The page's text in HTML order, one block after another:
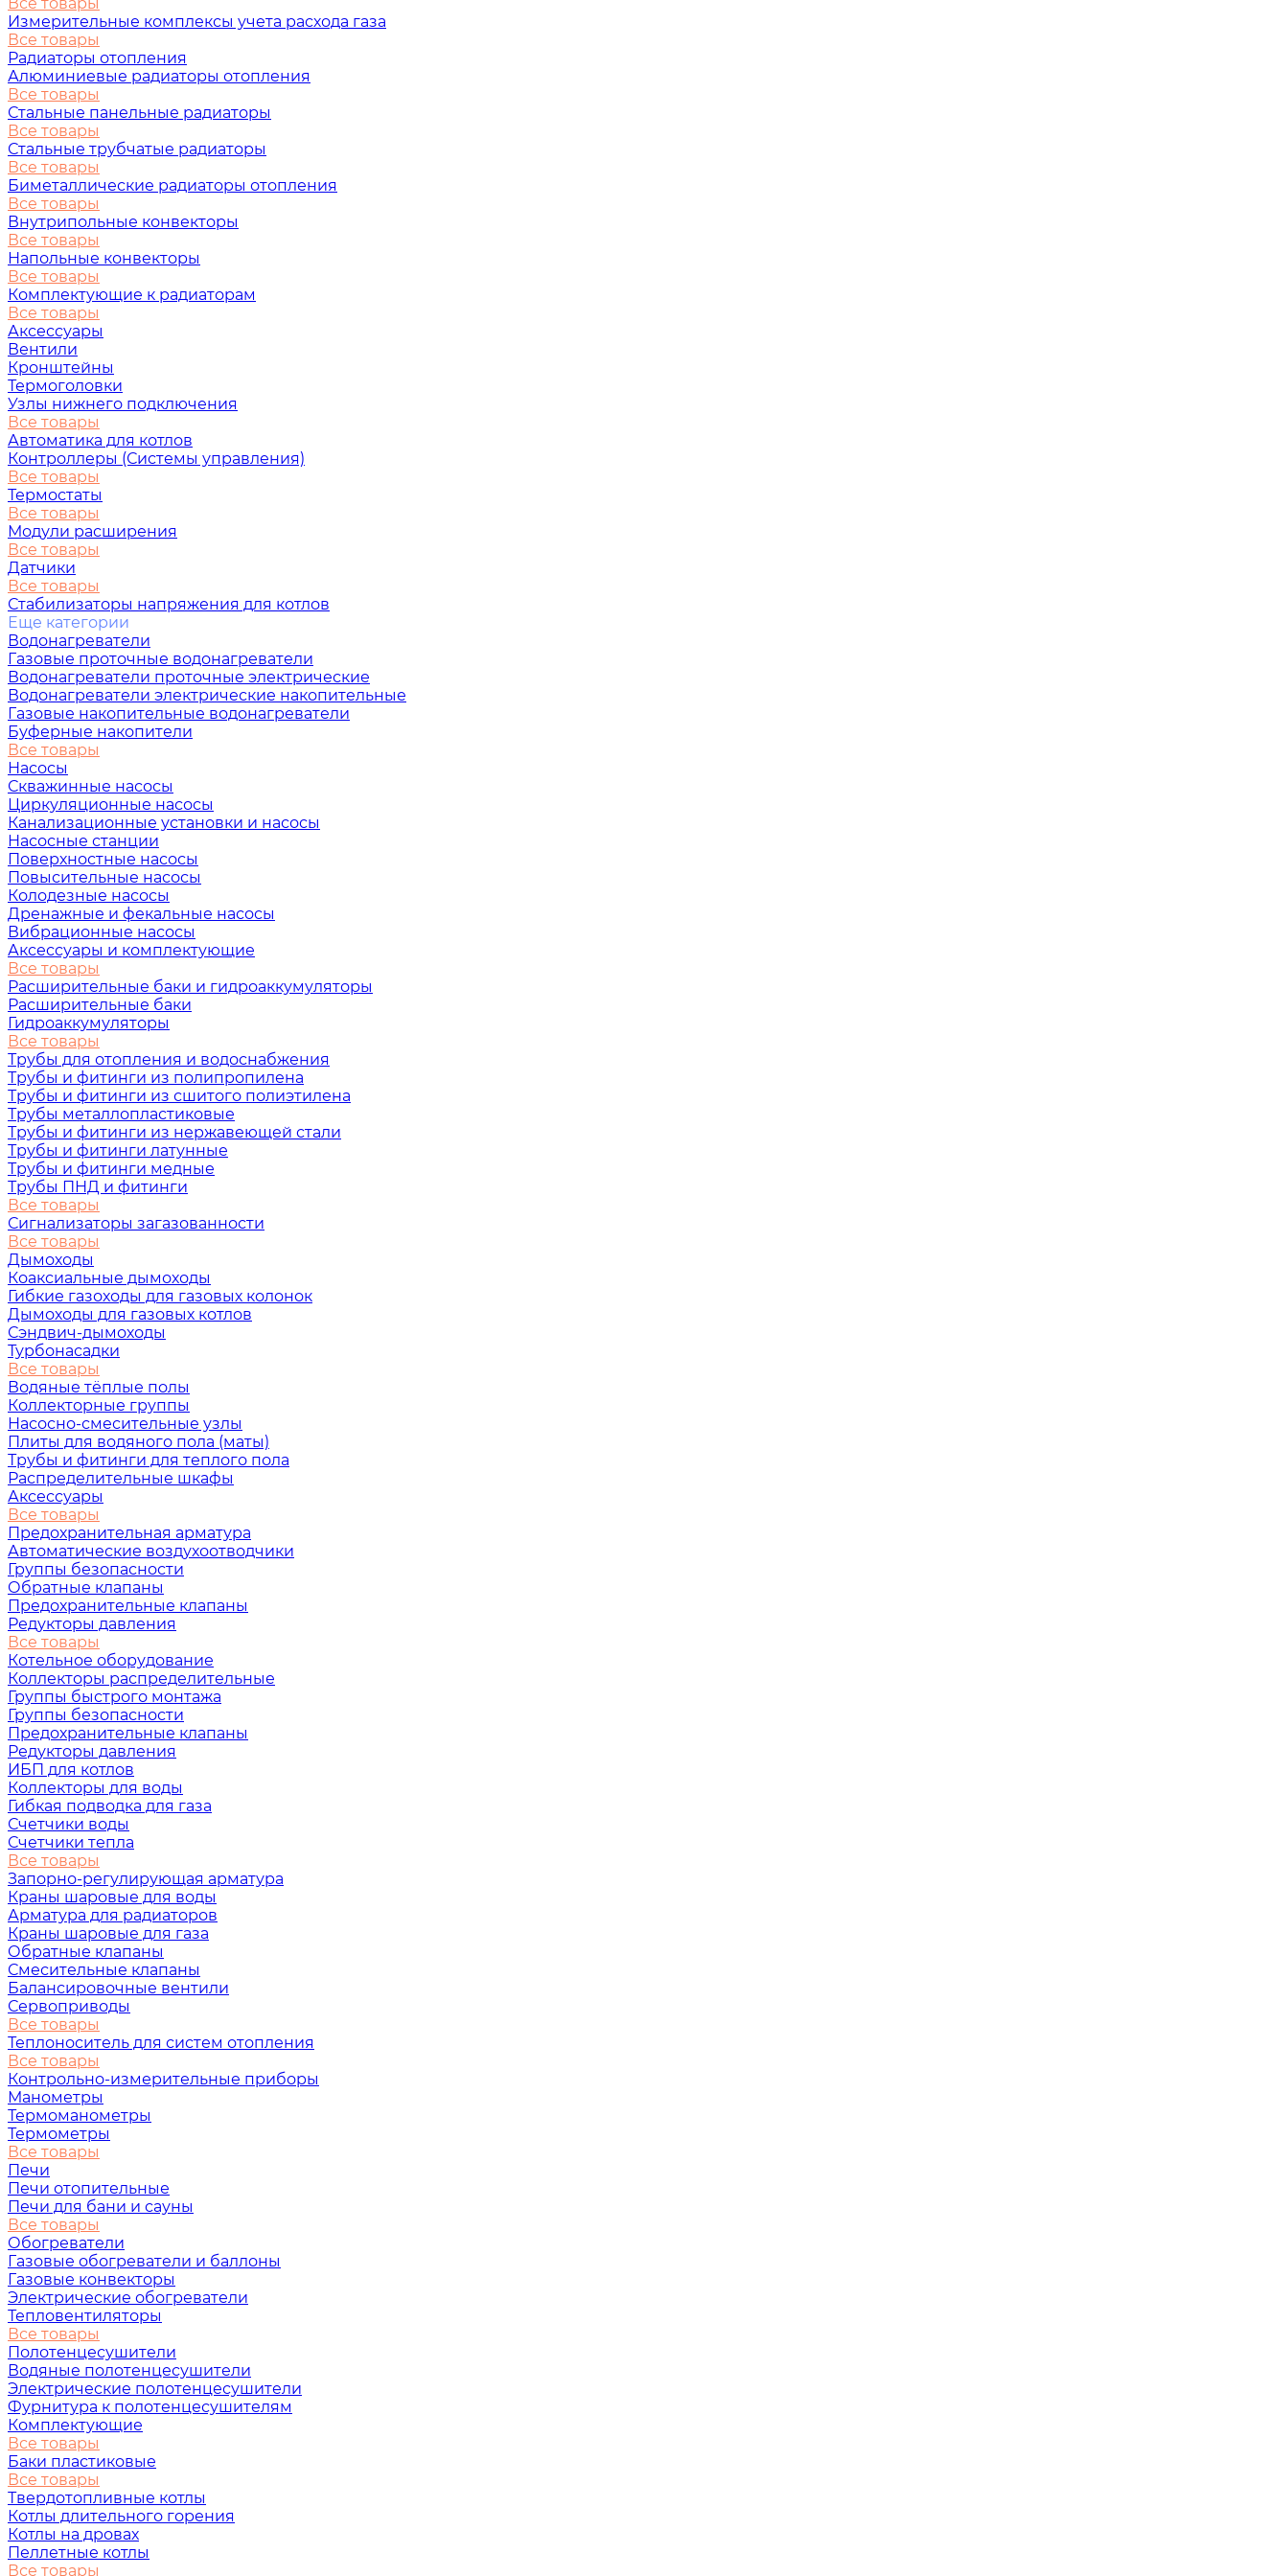
Измерительные комплексы учета расхода газа
Все товары
Радиаторы отопления
Алюминиевые радиаторы отопления
Все товары
Стальные панельные радиаторы
Все товары
Стальные трубчатые радиаторы
Все товары
Биметаллические радиаторы отопления
Все товары
Внутрипольные конвекторы
Все товары
Напольные конвекторы
Все товары
Комплектующие к радиаторам
Все товары
Аксессуары
Вентили
Кронштейны
Термоголовки
Узлы нижнего подключения
Все товары
Автоматика для котлов
Контроллеры (Системы управления)
Все товары
Термостаты
Все товары
Модули расширения
Все товары
Датчики
Все товары
Стабилизаторы напряжения для котлов
Еще категории
Водонагреватели
Газовые проточные водонагреватели
Водонагреватели проточные электрические
Водонагреватели электрические накопительные
Газовые накопительные водонагреватели
Буферные накопители
Все товары
Насосы
Скважинные насосы
Циркуляционные насосы
Канализационные установки и насосы
Насосные станции
Поверхностные насосы
Повысительные насосы
Колодезные насосы
Дренажные и фекальные насосы
Вибрационные насосы
Аксессуары и комплектующие
Все товары
Расширительные баки и гидроаккумуляторы
Расширительные баки
Гидроаккумуляторы
Все товары
Трубы для отопления и водоснабжения
Трубы и фитинги из полипропилена
Трубы и фитинги из сшитого полиэтилена
Трубы металлопластиковые
Трубы и фитинги из нержавеющей стали
Трубы и фитинги латунные
Трубы и фитинги медные
Трубы ПНД и фитинги
Все товары
Сигнализаторы загазованности
Все товары
Дымоходы
Коаксиальные дымоходы
Гибкие газоходы для газовых колонок
Дымоходы для газовых котлов
Сэндвич-дымоходы
Турбонасадки
Все товары
Водяные тёплые полы
Коллекторные группы
Насосно-смесительные узлы
Плиты для водяного пола (маты)
Трубы и фитинги для теплого пола
Распределительные шкафы
Аксессуары
Все товары
Предохранительная арматура
Автоматические воздухоотводчики
Группы безопасности
Обратные клапаны
Предохранительные клапаны
Редукторы давления
Все товары
Котельное оборудование
Коллекторы распределительные
Группы быстрого монтажа
Группы безопасности
Предохранительные клапаны
Редукторы давления
ИБП для котлов
Коллекторы для воды
Гибкая подводка для газа
Счетчики воды
Счетчики тепла
Все товары
Запорно-регулирующая арматура
Краны шаровые для воды
Арматура для радиаторов
Краны шаровые для газа
Обратные клапаны
Смесительные клапаны
Балансировочные вентили
Сервоприводы
Все товары
Теплоноситель для систем отопления
Все товары
Контрольно-измерительные приборы
Манометры
Термоманометры
Термометры
Все товары
Печи
Печи отопительные
Печи для бани и сауны
Все товары
Обогреватели
Газовые обогреватели и баллоны
Газовые конвекторы
Электрические обогреватели
Тепловентиляторы
Все товары
Полотенцесушители
Водяные полотенцесушители
Электрические полотенцесушители
Фурнитура к полотенцесушителям
Комплектующие
Все товары
Баки пластиковые
Все товары
Твердотопливные котлы
Котлы длительного горения
Котлы на дровах
Пеллетные котлы
Все товары